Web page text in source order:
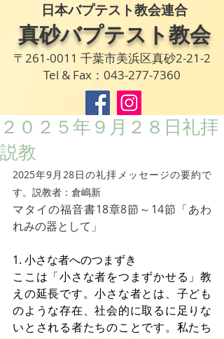
日本バプテスト教会連合
真砂バプテスト教会
〒261-0011 千葉市美浜区真砂2-21-2
Tel & Fax：043-277-7360
２０２５年９月２８日礼拝
説教
2025年9月28日の礼拝メッセージの要約で
す。説教者：倉嶋新
マタイの福音書18章8節～14節「あわ
れみの器として」
1. 小さな者へのつまずき
ここは「小さな者をつまずかせる」教
えの延長です。小さな者とは、子ども
のような存在、社会的に取るに足りな
いとされる者たちのことです。私たち